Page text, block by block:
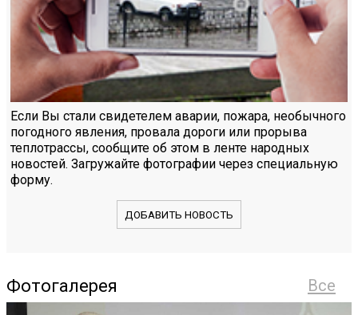
Если Вы стали свидетелем аварии, пожара, необычного
погодного явления, провала дороги или прорыва
теплотрассы, сообщите об этом в ленте народных
новостей. Загружайте фотографии через специальную
форму.
ДОБАВИТЬ НОВОСТЬ
Все
Фотогалерея